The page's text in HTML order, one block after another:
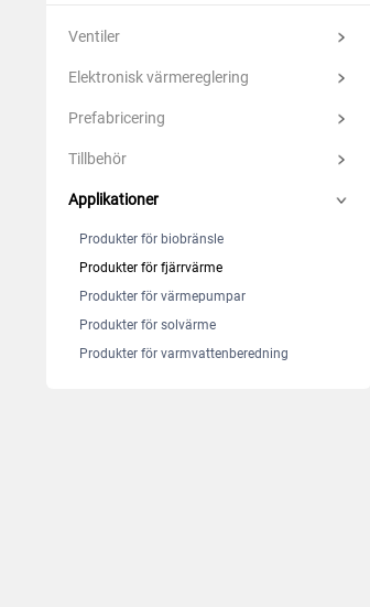
Yкраїнська
Ventiler
Elektronisk värmereglering
Prefabricering
Tillbehör
Applikationer
Produkter för biobränsle
Produkter för fjärrvärme
Produkter för värmepumpar
Produkter för solvärme
Produkter för varmvattenberedning